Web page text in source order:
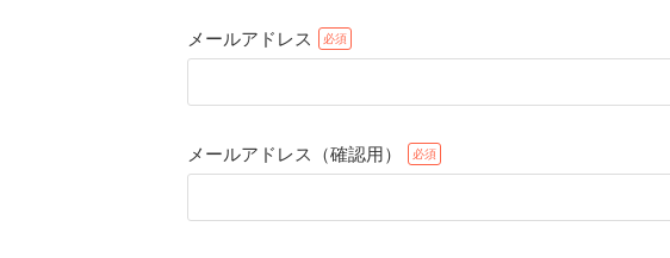
メールアドレス
メールアドレス（確認用）